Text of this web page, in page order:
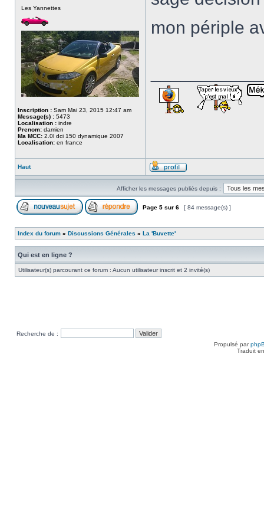
Les Yannettes
Inscription : Sam Mai 23, 2015 12:47 am
Message(s) : 5473
Localisation : indre
Prenom: damien
Ma MCC: 2.0l dci 150 dynamique 2007
Localisation: en france
mon périple
Haut
Afficher les messages publiés depuis :
Page 5 sur 6 [ 84 message(s) ]
Index du forum » Discussions Générales » La 'Buvette'
Qui est en ligne ?
Utilisateur(s) parcourant ce forum : Aucun utilisateur inscrit et 2 invité(s)
Recherche de :
Propulsé par
Traduit